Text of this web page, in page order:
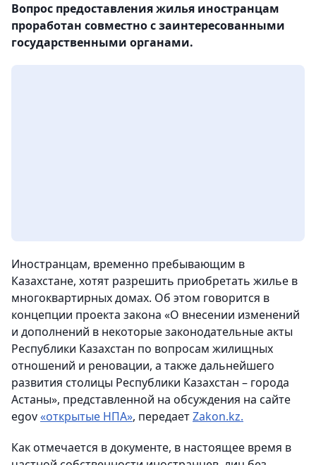
Вопрос предоставления жилья иностранцам
проработан совместно с заинтересованными
государственными органами.
Иностранцам, временно пребывающим в
Казахстане, хотят разрешить приобретать жилье в
многоквартирных домах. Об этом говорится в
концепции проекта закона «О внесении изменений
и дополнений в некоторые законодательные акты
Республики Казахстан по вопросам жилищных
отношений и реновации, а также дальнейшего
развития столицы Республики Казахстан – города
Астаны», представленной на обсуждения на сайте
egov«открытые НПА», передаетZakon.kz.
Как отмечается в документе, в настоящее время в